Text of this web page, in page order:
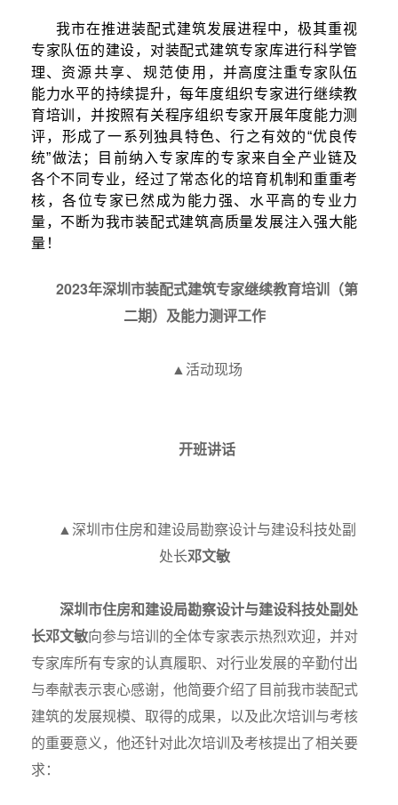
我市在推进装配式建筑发展进程中，极其重视
专家队伍的建设， 对装配式建筑专家库进行科学管
理、 资源共享、规范使用 ，并高度注重专家队伍
能力水平的持续提升，每年度组织专家进行继续教
育培训，并按照有关程序组织专家开展年度能力测
评，形成了一系列独具特色、行之有效的“优良传
统”做法；
目前纳 入专家库的专家来自全产业链及
各个不同专业，经过了常态化的培育机制和重重考
核，各位专家已然成为能力强、水平高的专业力
量，不断为我市装配式建筑高质量发展注入强大能
量！
2023年深圳市装配式建筑专家继续教育培训（第
二期）及能力测评工作
▲活动现场
开班讲话
▲深圳市住房和建设局勘察设计与建设科技处副
处长邓文敏
深圳市住房和建设局勘察设计与建设科技处副处
长邓文敏向参与培训的全体专家表示热烈欢迎，并对
专家库所有专家的认真履职、对行业发展的辛勤付出
与奉献表示衷心感谢，他简要介绍了目前我市装配式
建筑的发展规模、取得的成果，以及此次培训与考核
的重要意义，他还针对此次培训及考核提出了相关要
求：